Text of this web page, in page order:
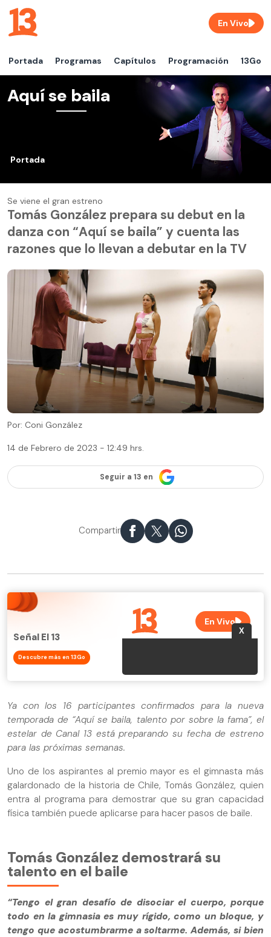
Portada Programas Capítulos Programación 13Go
En Vivo
Aquí se baila
Portada
Se viene el gran estreno
Tomás González prepara su debut en la
danza con “Aquí se baila” y cuenta las
razones que lo llevan a debutar en la TV
Por: Coni González
14 de Febrero de 2023 - 12:49 hrs.
Seguir a 13 en
Compartir
Señal El 13
Descubre más en 13Go
Ya con los 16 participantes confirmados para la nueva
temporada de “Aquí se baila, talento por sobre la fama”, el
estelar de Canal 13 está preparando su fecha de estreno
para las próximas semanas.
Uno de los aspirantes al premio mayor es el gimnasta más
galardonado de la historia de Chile, Tomás González, quien
entra al programa para demostrar que su gran capacidad
física también puede aplicarse para hacer pasos de baile.
Tomás González demostrará su
talento en el baile
“Tengo el gran desafío de disociar el cuerpo, porque
todo en la gimnasia es muy rígido, como un bloque, y
tengo que acostumbrarme a soltarme. Además, si bien